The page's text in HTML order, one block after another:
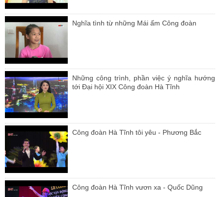
Nghĩa tình từ những Mái ấm Công đoàn
Những công trình, phần việc ý nghĩa hướng
tới Đại hội XIX Công đoàn Hà Tĩnh
Công đoàn Hà Tĩnh tôi yêu - Phương Bắc
Công đoàn Hà Tĩnh vươn xa - Quốc Dũng